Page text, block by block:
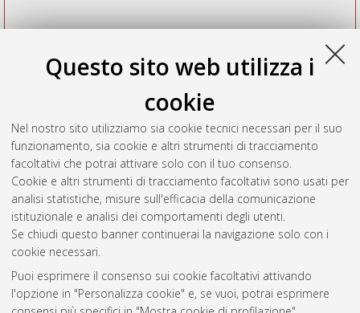
Questo sito web utilizza i
cookie
Nel nostro sito utilizziamo sia cookie tecnici necessari per il suo
funzionamento, sia cookie e altri strumenti di tracciamento
facoltativi che potrai attivare solo con il tuo consenso.
Cookie e altri strumenti di tracciamento facoltativi sono usati per
analisi statistiche, misure sull'efficacia della comunicazione
istituzionale e analisi dei comportamenti degli utenti.
Se chiudi questo banner continuerai la navigazione solo con i
cookie necessari.
Puoi esprimere il consenso sui cookie facoltativi attivando
l'opzione in "Personalizza cookie" e, se vuoi, potrai esprimere
Vedi altre statistiche
Gestione del documento:
Atom
AMS Acta
ISSN: 2038-7954